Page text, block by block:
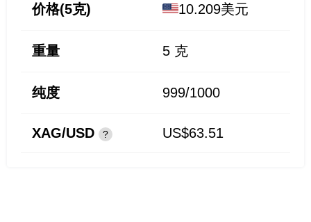
价格(5克) 10.209美元
重量 5 克
纯度 999/1000
XAG/USD ? US$63.51